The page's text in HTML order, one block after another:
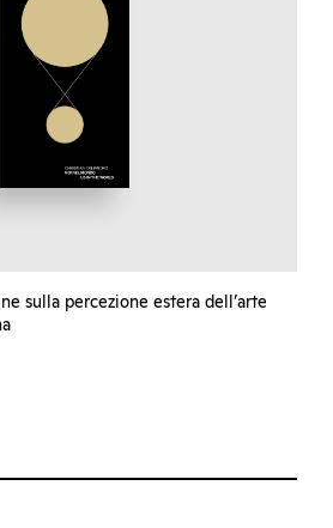
sulla percezione estera dell’arte